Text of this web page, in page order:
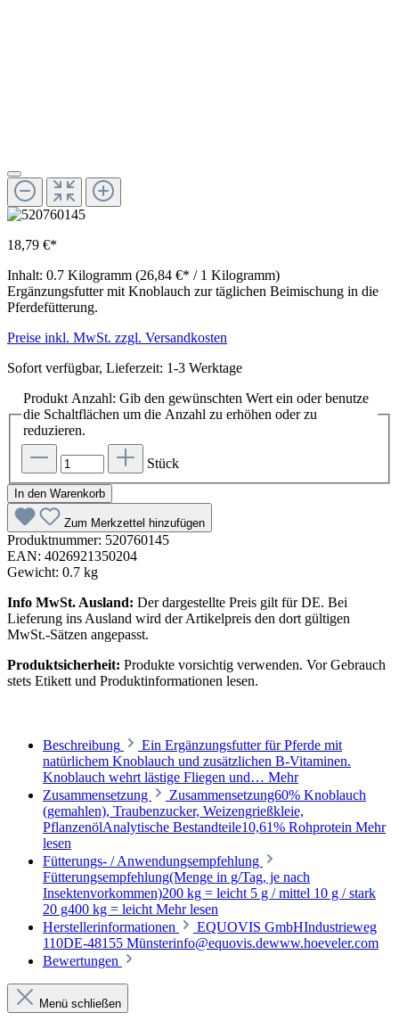
18,79 €*
Inhalt: 0.7 Kilogramm (26,84 €* / 1 Kilogramm)
Ergänzungsfutter mit Knoblauch zur täglichen Beimischung in die
Pferdefütterung.
Preise inkl. MwSt. zzgl. Versandkosten
Sofort verfügbar, Lieferzeit: 1-3 Werktage
Produkt Anzahl: Gib den gewünschten Wert ein oder benutze
die Schaltflächen um die Anzahl zu erhöhen oder zu
reduzieren.
Stück
In den Warenkorb
Zum Merkzettel hinzufügen
Produktnummer: 520760145
EAN: 4026921350204
Gewicht: 0.7 kg
Info MwSt. Ausland: Der dargestellte Preis gilt für DE. Bei
Lieferung ins Ausland wird der Artikelpreis den dort gültigen
MwSt.-Sätzen angepasst.
Produktsicherheit: Produkte vorsichtig verwenden. Vor Gebrauch
stets Etikett und Produktinformationen lesen.
Beschreibung
Ein Ergänzungsfutter für Pferde mit
natürlichem Knoblauch und zusätzlichen B-Vitaminen.
Knoblauch wehrt lästige Fliegen und… Mehr
Zusammensetzung
Zusammensetzung60% Knoblauch
(gemahlen), Traubenzucker, Weizengrießkleie,
PflanzenölAnalytische Bestandteile10,61% Rohprotein Mehr
lesen
Fütterungs- / Anwendungsempfehlung
Fütterungsempfehlung(Menge in g/Tag, je nach
Insektenvorkommen)200 kg = leicht 5 g / mittel 10 g / stark
20 g400 kg = leicht Mehr lesen
Herstellerinformationen
EQUOVIS GmbHIndustrieweg
110DE-48155 Münsterinfo@equovis.dewww.hoeveler.com
Bewertungen
Menü schließen